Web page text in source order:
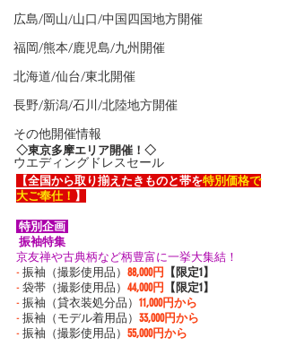
広島/岡山/山口/中国四国地方開催
福岡/熊本/鹿児島/九州開催
北海道/仙台/東北開催
長野/新潟/石川/北陸地方開催
その他開催情報
ウエディングドレスセール
◇東京多摩エリア開催！◇
【全国から取り揃えたきものと帯を特別価格で
大ご奉仕！ 】
特別企画
振袖特集
京友禅や古典柄など柄豊富に一挙大集結！
- 振袖（撮影使用品） 88,000円 【限定1】
- 袋帯（撮影使用品） 44,000円 【限定1】
- 振袖（貸衣装処分品） 11,000円から
- 振袖（モデル着用品） 33,000円から
- 振袖（撮影使用品） 55,000円から